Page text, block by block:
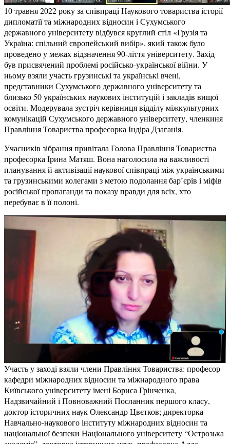
10 травня 2022 року за співпраці Наукового товариства історії
дипломатії та міжнародних відносин і Сухумського
державного університету відбувся круглий стіл «Грузія та
Україна: спільний європейський вибір», який також було
проведено у межах відзначення 90-ліття університету. Захід
був присвячений проблемі російсько-української війни. У
ньому взяли участь грузинські та українські вчені,
представники Сухумського державного університету та
близько 50 українських наукових інституцій і закладів вищої
освіти. Модерувала зустріч керівниця відділу міжкультурних
комунікацій Сухумського державного університету, членкиня
Правління Товариства професорка Індіра Дзаганія.
Учасників зібрання привітала Голова Правління Товариства
професорка Ірина Матяш. Вона наголосила на важливості
планування й активізації наукової співпраці між українськими
та грузинськими колегами з метою подолання бар’єрів і міфів
російської пропаганди та показу правди для всіх, хто
перебуває в її полоні.
Участь у заході взяли члени Правління Товариства: професор
кафедри міжнародних відносин та міжнародного права
Київського університету імені Бориса Грінченка,
Надзвичайний і Повноважний Посланник першого класу,
доктор історичних наук Олександр Цвєтков; директорка
Навчально-наукового інституту міжнародних відносин та
національної безпеки Національного університету “Острозька